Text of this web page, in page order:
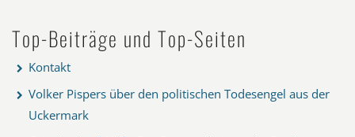
Top-Beiträge und Top-Seiten
Kontakt
Volker Pispers über den politischen Todesengel aus der
Uckermark